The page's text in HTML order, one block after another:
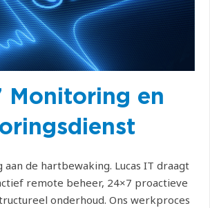
Monitoring en
aan de hartbewaking. Lucas IT draagt
remote beheer, 24×7 proactieve
onderhoud. Ons werkproces